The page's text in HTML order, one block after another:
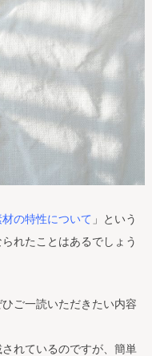
の特性について 」という
れたことはあるでしょう
ご一読いただきたい内容
れているのですが、簡単